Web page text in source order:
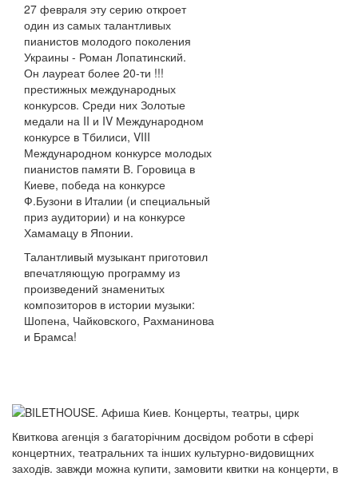
27 февраля эту серию откроет
один из самых талантливых
пианистов молодого поколения
Украины - Роман Лопатинский.
Он лауреат более 20-ти !!!
престижных международных
конкурсов. Среди них Золотые
медали на II и IV Международном
конкурсе в Тбилиси, VIII
Международном конкурсе молодых
пианистов памяти В. Горовица в
Киеве, победа на конкурсе
Ф.Бузони в Италии (и специальный
приз аудитории) и на конкурсе
Хамамацу в Японии.
Талантливый музыкант приготовил
впечатляющую программу из
произведений знаменитых
композиторов в истории музыки:
Шопена, Чайковского, Рахманинова
и Брамса!
Квиткова агенція з багаторічним досвідом роботи в сфері
концертних, театральних та інших культурно-видовищних
заходів. завжди можна купити, замовити квитки на концерти, в